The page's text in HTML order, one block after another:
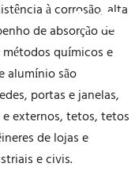
à corrosão, alta
de absorção de
químicos e
alumínio são
portas e janelas,
externos, tetos, tetos
de lojas e
e civis.